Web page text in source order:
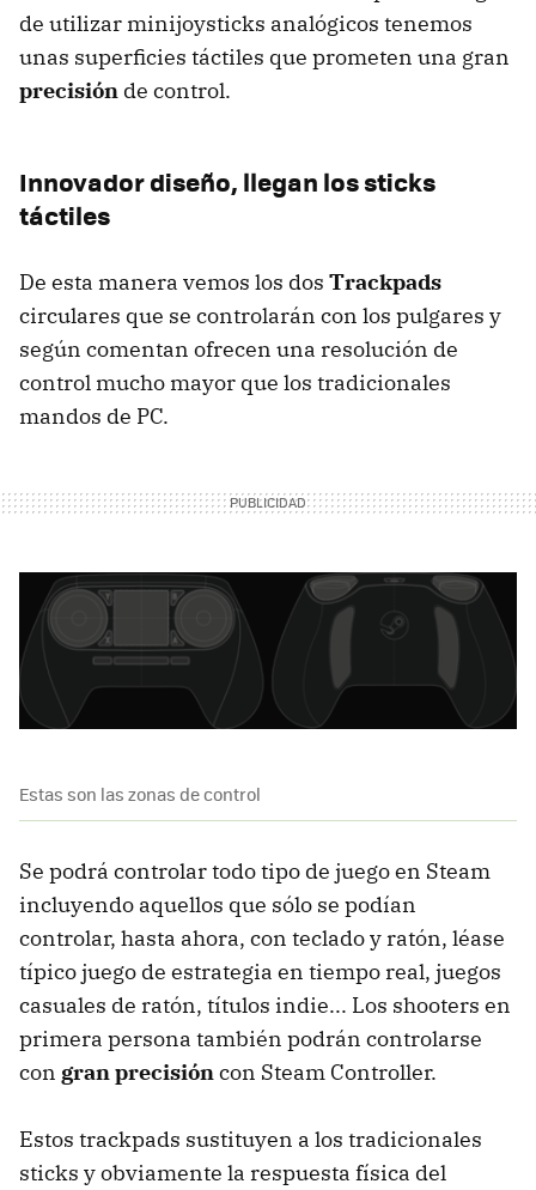
de utilizar minijoysticks analógicos tenemos
unas superficies táctiles que prometen una gran
precisión de control.
Innovador diseño, llegan los sticks
táctiles
De esta manera vemos los dos Trackpads
circulares que se controlarán con los pulgares y
según comentan ofrecen una resolución de
control mucho mayor que los tradicionales
mandos de PC.
Estas son las zonas de control
Se podrá controlar todo tipo de juego en Steam
incluyendo aquellos que sólo se podían
controlar, hasta ahora, con teclado y ratón, léase
típico juego de estrategia en tiempo real, juegos
casuales de ratón, títulos indie... Los shooters en
primera persona también podrán controlarse
con gran precisióncon Steam Controller.
Estos trackpads sustituyen a los tradicionales
sticks y obviamente la respuesta física del